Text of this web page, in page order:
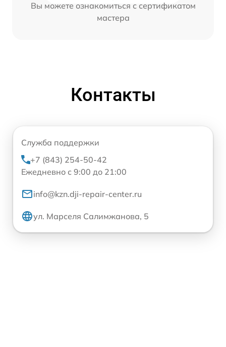
Вы можете ознакомиться с сертификатом
мастера
Контакты
Служба поддержки
+7 (843) 254-50-42
Ежедневно с 9:00 до 21:00
info@kzn.dji-repair-center.ru
ул. Марселя Салимжанова, 5